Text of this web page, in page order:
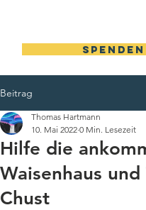
SPENDEN
Beitrag
Hilfe die
Waisenhaus und
Chust
Thomas Hartmann
10. Mai 2022 0 Min. Lesezeit